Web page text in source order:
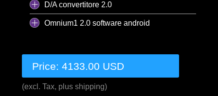
D/A convertitore 2.0
Omnium1 2.0 software android
Price: 4133.00 USD
(excl. Tax, plus shipping)